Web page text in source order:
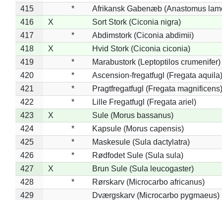
415
*
Afrikansk Gabenæb (Anastomus
416
X
Sort Stork (Ciconia nigra)
417
*
Abdimstork (Ciconia abdimii)
418
X
Hvid Stork (Ciconia ciconia)
419
*
Marabustork (Leptoptilos crumenifer)
420
*
Ascension-fregatfugl (Fregata aquila)
421
*
Pragtfregatfugl (Fregata magnificens)
422
*
Lille Fregatfugl (Fregata ariel)
423
X
Sule (Morus bassanus)
424
*
Kapsule (Morus capensis)
425
*
Maskesule (Sula dactylatra)
426
*
Rødfodet Sule (Sula sula)
427
X
Brun Sule (Sula leucogaster)
428
*
Rørskarv (Microcarbo africanus)
429
Dværgskarv (Microcarbo pygmaeus)